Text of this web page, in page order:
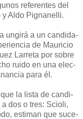
re­fe­ren­tes del
y Al­do Pig­na­ne­lli.
un­gi­rá a un can­di­da­
de Mau­ri­cio
La­rre­ta por so­bre
rui­do en una elec­
pa­ra él.
la lis­ta de can­di­
dos o tres: Scio­li,
es­ti­man que su­ce­